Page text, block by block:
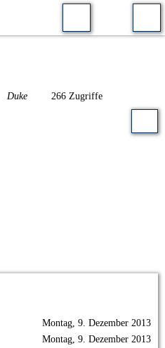
Duke 266 Zugriffe
Montag, 9. Dezember 2013
Montag, 9. Dezember 2013